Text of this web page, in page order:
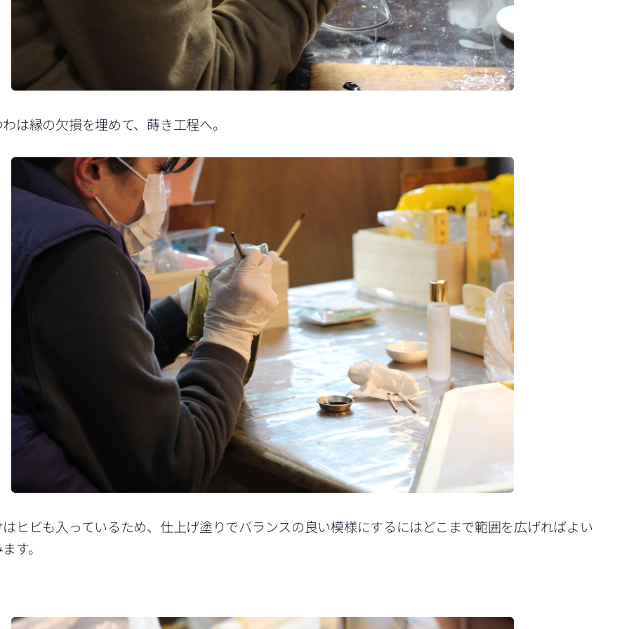
は縁の欠損を埋めて、蒔き工程へ。
ヒビも入っているため、仕上げ塗りでバランスの良い模様にするにはどこまで範囲を広げればよい
す。